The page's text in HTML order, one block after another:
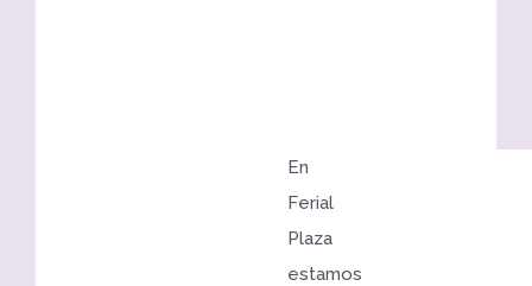
En
Ferial
Plaza
estamos